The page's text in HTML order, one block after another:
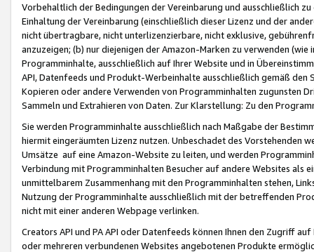
Vorbehaltlich der Bedingungen der Vereinbarung und ausschließlich
Einhaltung der Vereinbarung (einschließlich dieser Lizenz und der
nicht übertragbare, nicht unterlizenzierbare, nicht exklusive,
anzuzeigen; (b) nur diejenigen der Amazon-Marken zu verwenden
Programminhalte, ausschließlich auf Ihrer Website und in
API, Datenfeeds und Produkt-Werbeinhalte ausschließlich gemäß
Kopieren oder andere Verwenden von Programminhalten zugunsten
Sammeln und Extrahieren von Daten. Zur Klarstellung: Zu den
Sie werden Programminhalte ausschließlich nach Maßgabe der
hiermit eingeräumten Lizenz nutzen. Unbeschadet des Vorstehenden
Umsätze auf eine Amazon-Website zu leiten, und werden
Verbindung mit Programminhalten Besucher auf andere Websites als
unmittelbarem Zusammenhang mit den Programminhalten stehen,
Nutzung der Programminhalte ausschließlich mit der betreffenden
nicht mit einer anderen Webpage verlinken.
Creators API und PA API oder Datenfeeds können Ihnen den Zugriff
oder mehreren verbundenen Websites angebotenen Produkte